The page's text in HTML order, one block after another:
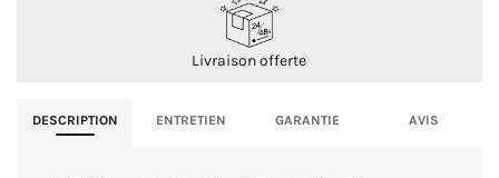
Livraison offerte
DESCRIPTION ENTRETIEN GARANTIE AVIS